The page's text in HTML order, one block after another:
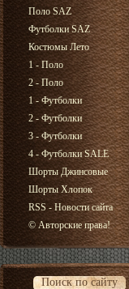
Поло SAZ
Футболки SAZ
Костюмы Лето
1 - Поло
2 - Поло
1 - Футболки
2 - Футболки
3 - Футболки
4 - Футболки SALE
Шорты Джинсовые
Шорты Хлопок
RSS - Новости сайта
© Авторские права!
Поиск по сайту